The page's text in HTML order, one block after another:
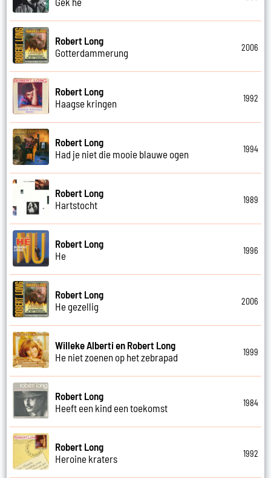
Robert Long
Gotterdammerung
2006
Robert Long
Haagse kringen
1992
Robert Long
Had je niet die mooie blauwe ogen
1994
Robert Long
Hartstocht
1989
Robert Long
He
1996
Robert Long
He gezellig
2006
Willeke Alberti en Robert Long
He niet zoenen op het zebrapad
1999
Robert Long
Heeft een kind een toekomst
1984
Robert Long
Heroine kraters
1992